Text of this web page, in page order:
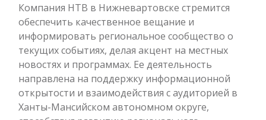
Компания НТВ в Нижневартовске стремится
обеспечить качественное вещание и
информировать региональное сообщество о
текущих событиях, делая акцент на местных
новостях и программах. Ее деятельность
направлена на поддержку информационной
открытости и взаимодействия с аудиторией в
Ханты-Мансийском автономном округе,